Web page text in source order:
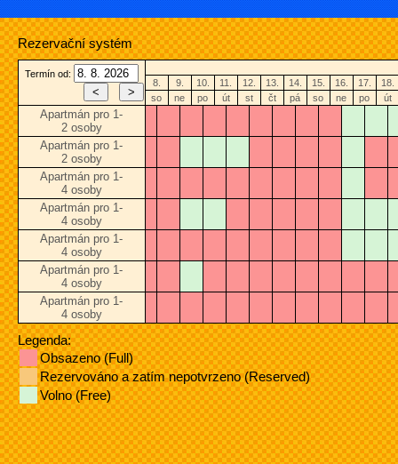
Rezervační systém
Termín od:
8.
9. 10. 11. 12. 13. 14. 15. 16. 17.
18.
so
ne po út st čt pá so ne po út
Apartmán pro 1-
2 osoby
Apartmán pro 1-
2 osoby
Apartmán pro 1-
4 osoby
Apartmán pro 1-
4 osoby
Apartmán pro 1-
4 osoby
Apartmán pro 1-
4 osoby
Apartmán pro 1-
4 osoby
Legenda:
Obsazeno (Full)
Rezervováno a zatím nepotvrzeno (Reserved)
Volno (Free)